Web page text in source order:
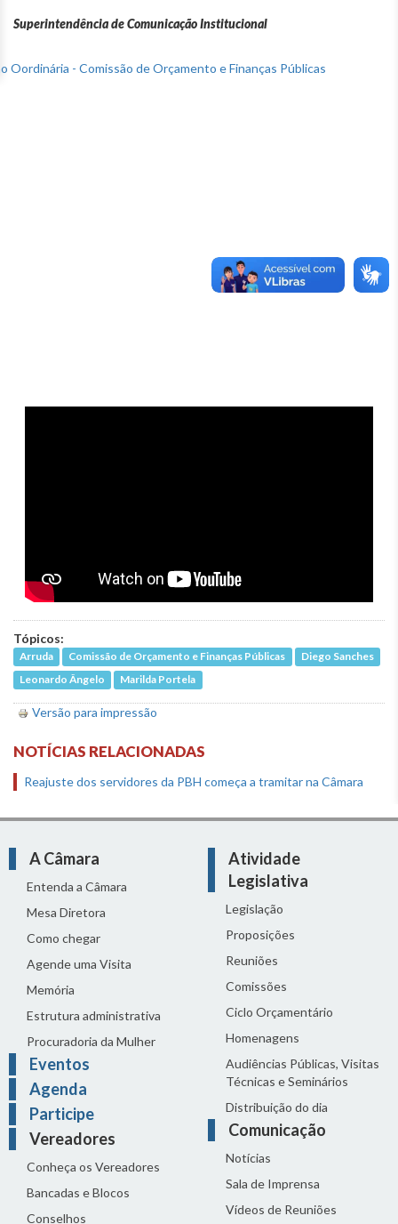
Superintendência de Comunicação Institucional
Tópicos:
Arruda Comissão de Orçamento e Finanças Públicas
Diego Sanches
Leonardo Ângelo
Marilda Portela
Versão para impressão
NOTÍCIAS RELACIONADAS
Reajuste dos servidores da PBH começa a tramitar na Câmara
A Câmara
Entenda a Câmara
Mesa Diretora
Como chegar
Agende uma Visita
Memória
Estrutura administrativa
Procuradoria da Mulher
Eventos
Agenda
Participe
Vereadores
Conheça os Vereadores
Bancadas e Blocos
Conselhos
Atividade
Legislativa
Legislação
Proposições
Reuniões
Comissões
Ciclo Orçamentário
Homenagens
Audiências Públicas, Visitas
Técnicas e Seminários
Distribuição do dia
Comunicação
Notícias
Sala de Imprensa
Vídeos de Reuniões